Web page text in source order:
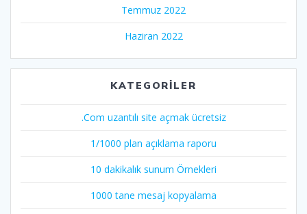
Temmuz 2022
Haziran 2022
KATEGORILER
.Com uzantılı site açmak ücretsiz
1/1000 plan açıklama raporu
10 dakikalık sunum Örnekleri
1000 tane mesaj kopyalama